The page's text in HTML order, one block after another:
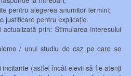
pentru alegerea anumitor termini;
justificare pentru explicație.
prin: Stimularea interesului
/ unui studiu de caz pe care se
(astfel încât elevii să fie atenți